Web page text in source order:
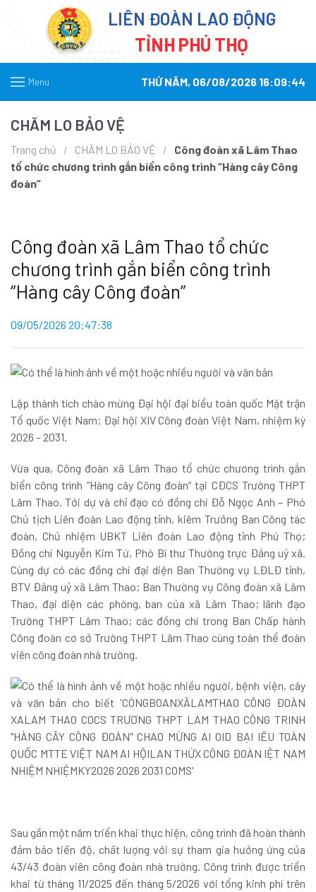
LIÊN ĐOÀN LAO ĐỘNG
TỈNH PHÚ THỌ
Menu THỨ NĂM, 06/08/2026 16:09:44
CHĂM LO BẢO VỆ
Trang chủ CHĂM LO BẢO VỆ
Công đoàn xã Lâm Thao
tổ chức chương trình gắn biển công trình “Hàng cây Công
đoàn”
Công đoàn xã Lâm Thao tổ chức
chương trình gắn biển công trình
“Hàng cây Công đoàn”
09/05/2026 20:47:38
Lập thành tích chào mừng Đại hội đại biểu toàn quốc Mặt trận
Tổ quốc Việt Nam; Đại hội XIV Công đoàn Việt Nam, nhiệm kỳ
2026 – 2031.
Vừa qua, Công đoàn xã Lâm Thao tổ chức chương trình gắn
biển công trình “Hàng cây Công đoàn” tại CĐCS Trường THPT
Lâm Thao. Tới dự và chỉ đạo có đồng chí Đỗ Ngọc Anh – Phó
Chủ tịch Liên đoàn Lao động tỉnh, kiêm Trưởng Ban Công tác
đoàn, Chủ nhiệm UBKT Liên đoàn Lao động tỉnh Phú Thọ;
Đồng chí Nguyễn Kim Tứ, Phó Bí thư Thường trực Đảng uỷ xã.
Cùng dự có các đồng chí đại diện Ban Thường vụ LĐLĐ tỉnh,
BTV Đảng uỷ xã Lâm Thao; Ban Thường vụ Công đoàn xã Lâm
Thao, đại diện các phòng, ban của xã Lâm Thao; lãnh đạo
Trường THPT Lâm Thao; các đồng chí trong Ban Chấp hành
Công đoàn cơ sở Trường THPT Lâm Thao cùng toàn thể đoàn
viên công đoàn nhà trường.
Sau gần một năm triển khai thực hiện, công trình đã hoàn thành
đảm bảo tiến độ, chất lượng với sự tham gia hưởng ứng của
43/43 đoàn viên công đoàn nhà trường. Công trình được triển
khai từ tháng 11/2025 đến tháng 5/2026 với tổng kinh phí trên